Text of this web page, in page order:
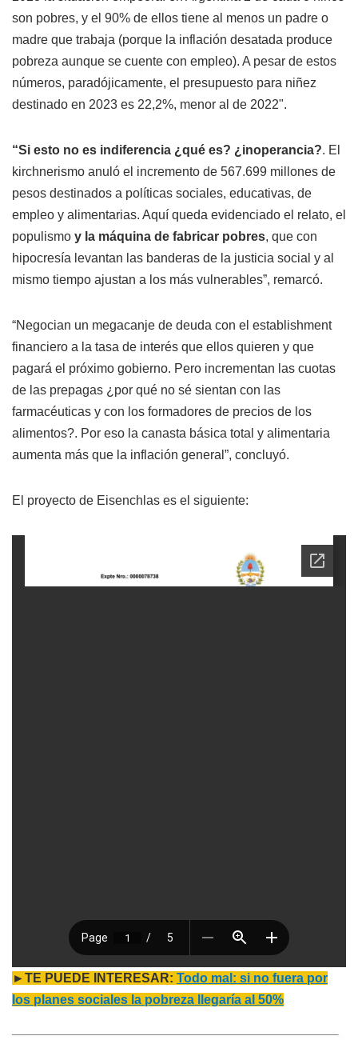
son pobres, y el 90% de ellos tiene al menos un padre o
madre que trabaja (porque la inflación desatada produce
pobreza aunque se cuente con empleo). A pesar de estos
números, paradójicamente, el presupuesto para niñez
destinado en 2023 es 22,2%, menor al de 2022".
“Si esto no es indiferencia ¿qué es? ¿inoperancia?. El
kirchnerismo anuló el incremento de 567.699 millones de
pesos destinados a políticas sociales, educativas, de
empleo y alimentarias. Aquí queda evidenciado el relato, el
populismo y la máquina de fabricar pobres, que con
hipocresía levantan las banderas de la justicia social y al
mismo tiempo ajustan a los más vulnerables”, remarcó.
“Negocian un megacanje de deuda con el establishment
financiero a la tasa de interés que ellos quieren y que
pagará el próximo gobierno. Pero incrementan las cuotas
de las prepagas ¿por qué no sé sientan con las
farmacéuticas y con los formadores de precios de los
alimentos?. Por eso la canasta básica total y alimentaria
aumenta más que la inflación general”, concluyó.
El proyecto de Eisenchlas es el siguiente:
►TE PUEDE INTERESAR: Todo mal: si no fuera por
los planes sociales la pobreza llegaría al 50%